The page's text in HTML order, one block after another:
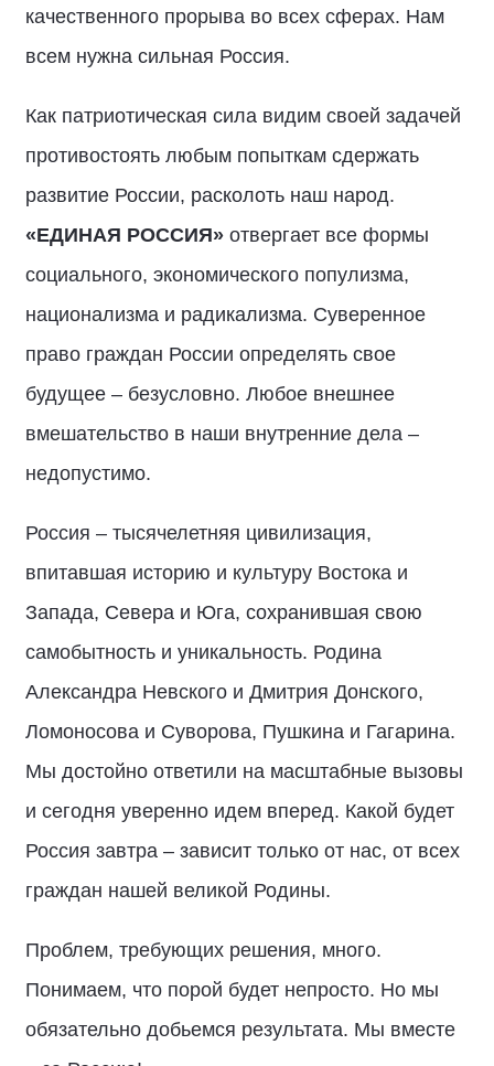
качественного прорыва во всех сферах. Нам
всем нужна сильная Россия.
Как патриотическая сила видим своей задачей
противостоять любым попыткам сдержать
развитие России, расколоть наш народ.
«ЕДИНАЯ РОССИЯ» отвергает все формы
социального, экономического популизма,
национализма и радикализма. Суверенное
право граждан России определять свое
будущее – безусловно. Любое внешнее
вмешательство в наши внутренние дела –
недопустимо.
Россия – тысячелетняя цивилизация,
впитавшая историю и культуру Востока и
Запада, Севера и Юга, сохранившая свою
самобытность и уникальность. Родина
Александра Невского и Дмитрия Донского,
Ломоносова и Суворова, Пушкина и Гагарина.
Мы достойно ответили на масштабные вызовы
и сегодня уверенно идем вперед. Какой будет
Россия завтра – зависит только от нас, от всех
граждан нашей великой Родины.
Проблем, требующих решения, много.
Понимаем, что порой будет непросто. Но мы
обязательно добьемся результата. Мы вместе